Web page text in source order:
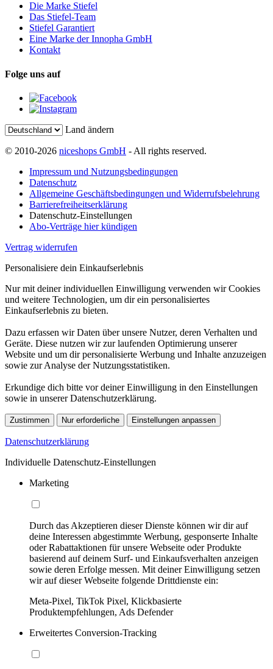
Die Marke Stiefel
Das Stiefel-Team
Stiefel Garantiert
Eine Marke der Innopha GmbH
Kontakt
Folge uns auf
Land ändern
© 2010-2026 niceshops GmbH - All rights reserved.
Impressum und Nutzungsbedingungen
Datenschutz
Allgemeine Geschäftsbedingungen und Widerrufsbelehrung
Barrierefreiheitserklärung
Datenschutz-Einstellungen
Abo-Verträge hier kündigen
Vertrag widerrufen
Personalisiere dein Einkaufserlebnis
Nur mit deiner individuellen Einwilligung verwenden wir Cookies
und weitere Technologien, um dir ein personalisiertes
Einkaufserlebnis zu bieten.
Dazu erfassen wir Daten über unsere Nutzer, deren Verhalten und
Geräte. Diese nutzen wir zur laufenden Optimierung unserer
Website und um dir personalisierte Werbung und Inhalte anzuzeigen
sowie zur Analyse der Nutzungsstatistiken.
Erkundige dich bitte vor deiner Einwilligung in den Einstellungen
sowie in unserer Datenschutzerklärung.
Zustimmen Nur erforderliche Einstellungen anpassen
Datenschutzerklärung
Individuelle Datenschutz-Einstellungen
Marketing
Durch das Akzeptieren dieser Dienste können wir dir auf
deine Interessen abgestimmte Werbung, gesponserte Inhalte
oder Rabattaktionen für unsere Webseite oder Produkte
basierend auf deinem Surf- und Einkaufsverhalten anzeigen
sowie deren Erfolge messen. Mit deiner Einwilligung setzen
wir auf dieser Webseite folgende Drittdienste ein:
Meta-Pixel, TikTok Pixel, Klickbasierte
Produktempfehlungen, Ads Defender
Erweitertes Conversion-Tracking